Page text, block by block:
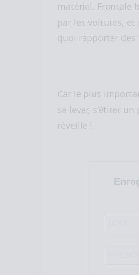
matériel. Frontale
par les voitures, et
quoi rapporter des
Car le plus
se lever, s’étirer
réveille !